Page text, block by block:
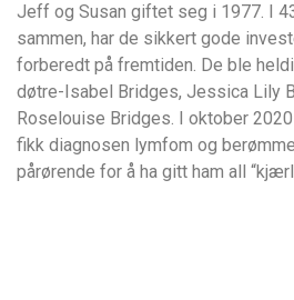
Jeff og Susan giftet seg i 1977. I
sammen, har de sikkert gode
forberedt på fremtiden. De ble
døtre-Isabel Bridges, Jessica Lily
Roselouise Bridges. I oktober
fikk diagnosen lymfom og
pårørende for å ha gitt ham all